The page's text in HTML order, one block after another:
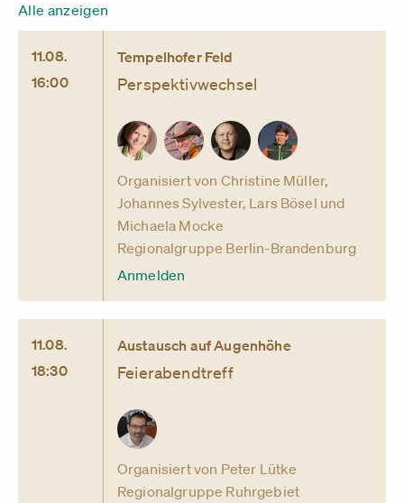
Alle anzeigen
11.08.
16:00
Tempelhofer Feld
Perspektivwechsel
Organisiert von Christine Müller,
Johannes Sylvester, Lars Bösel und
Michaela Mocke
Regionalgruppe Berlin-Brandenburg
Anmelden
11.08.
18:30
Austausch auf Augenhöhe
Feierabendtreff
Organisiert von Peter Lütke
Regionalgruppe Ruhrgebiet